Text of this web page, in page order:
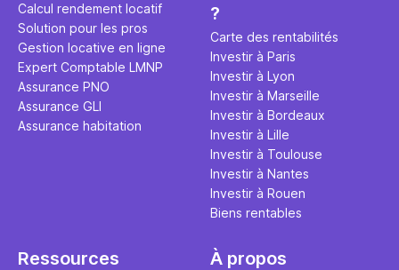
cet article.
complet !
Calcul rendement locatif
Solution pour les pros
Gestion locative en ligne
Expert Comptable LMNP
Assurance PNO
Assurance GLI
Assurance habitation
?
Carte des rentabilités
Investir à Paris
Investir à Lyon
Investir à Marseille
Investir à Bordeaux
Investir à Lille
Investir à Toulouse
Investir à Nantes
Investir à Rouen
Biens rentables
Ressources À propos